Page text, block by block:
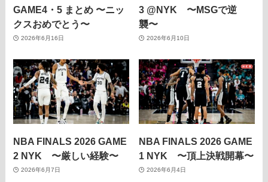
GAME4・5 まとめ 〜ニッ
クスおめでとう〜
2026年6月16日
3 @NYK 〜MSGで逆
襲〜
2026年6月10日
NBA FINALS 2026 GAME
2 NYK 〜厳しい経験〜
2026年6月7日
NBA FINALS 2026 GAME
1 NYK 〜頂上決戦開幕〜
2026年6月4日